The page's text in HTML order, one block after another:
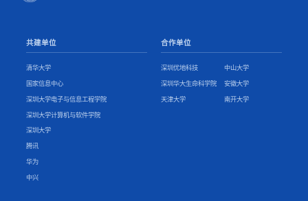
共建单位
清华大学
国家信息中心
深圳大学电子与信息工程学院
深圳大学计算机与软件学院
深圳大学
腾讯
华为
中兴
合作单位
深圳优地科技 中山大学
深圳华大生命科学院 安徽大学
天津大学 南开大学